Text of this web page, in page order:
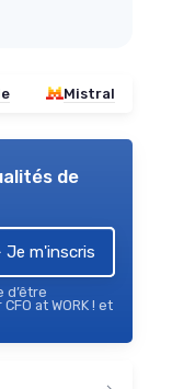
Mistral
de
m'inscris
d’être
at WORK ! et